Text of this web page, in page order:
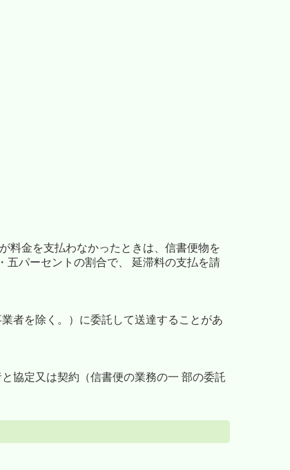
料金を支払わなかったときは、信書便物を
五パーセントの割合で、 延滞料の支払を請
者を除く。）に委託して送達することがあ
協定又は契約（信書便の業務の一 部の委託